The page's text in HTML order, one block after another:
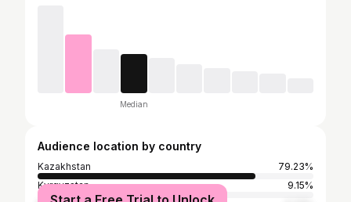
Median
Audience location by country
Kazakhstan
79.23%
Kyrgyzstan
9.15%